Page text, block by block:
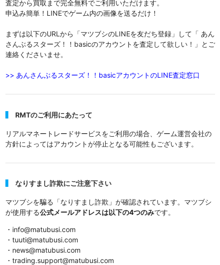
査定から買取まで完全無料でご利用いただけます。
申込み簡単！LINEでゲーム内の画像を送るだけ！
まずは以下のURLから「マツブシのLINEを友だち登録」して「 あん
さんぶるスターズ！！basicのアカウントを査定して欲しい！」とご
連絡くださいませ。
>> あんさんぶるスターズ！！basicアカウントのLINE査定窓口
RMTのご利用にあたって
リアルマネートレードサービスをご利用の場合、ゲーム運営会社の
方針によってはアカウントが停止となる可能性もございます。
なりすまし詐欺にご注意下さい
マツブシを騙る「なりすまし詐欺」が確認されています。マツブシ
が使用する公式メールアドレスは以下の4つのみです。
・info@matubusi.com
・tuuti@matubusi.com
・news@matubusi.com
・trading.support@matubusi.com